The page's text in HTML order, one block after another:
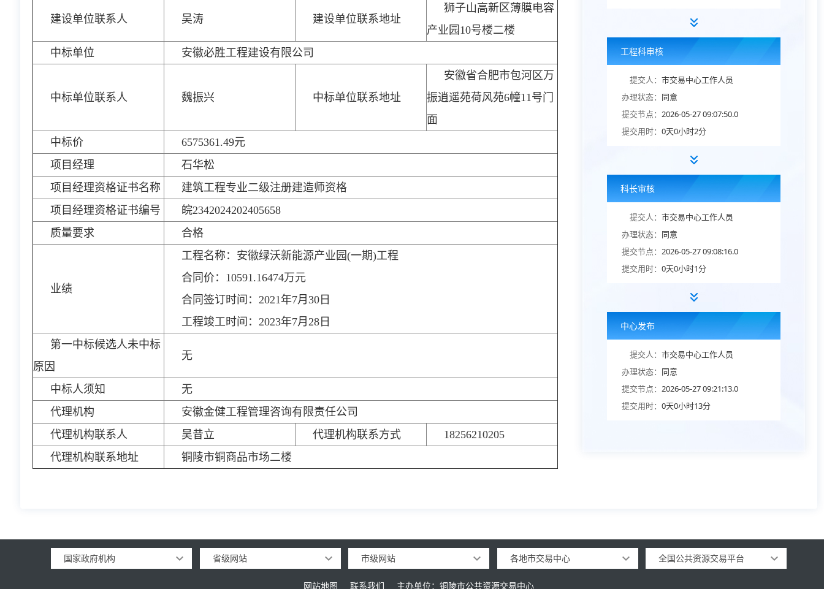
建设单位联系人 吴涛 建设单位联系地址
狮子山高新区薄膜电容
产业园10号楼二楼
中标单位
安徽必胜工程建设有限公司
中标单位联系人 魏振兴 中标单位联系地址
安徽省合肥市包河区万
振逍遥苑荷风苑6幢11号门
面
中标价
6575361.49元
项目经理
石华松
项目经理资格证书名称
建筑工程专业二级注册建造师资格
项目经理资格证书编号
皖2342024202405658
质量要求
合格
业绩
工程名称：安徽绿沃新能源产业园(一期)工程
合同价：10591.16474万元
合同签订时间：2021年7月30日
工程竣工时间：2023年7月28日
第一中标候选人未中标
原因
无
中标人须知
无
代理机构
安徽金健工程管理咨询有限责任公司
代理机构联系人
吴昔立 代理机构联系方式
18256210205
代理机构联系地址
铜陵市铜商品市场二楼
工程科审核
提交人： 市交易中心工作人员
办理状态： 同意
提交节点： 2026-05-27 09:07:50.0
提交用时： 0天0小时2分
科长审核
提交人： 市交易中心工作人员
办理状态： 同意
提交节点： 2026-05-27 09:08:16.0
提交用时： 0天0小时1分
中心发布
提交人： 市交易中心工作人员
办理状态： 同意
提交节点： 2026-05-27 09:21:13.0
提交用时： 0天0小时13分
国家政府机构 省级网站 市级网站 各地市交易中心 全国公共资源交易平台
网站地图 联系我们 主办单位：铜陵市公共资源交易中心